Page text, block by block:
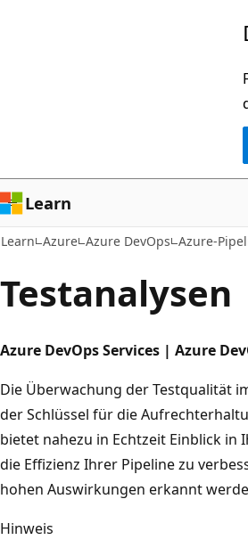
Learn
Learn Azure Azure DevOps Azure-
Testanalysen
Azure DevOps Services | Azure
Die Überwachung der Testqualität
der Schlüssel für die
bietet nahezu in Echtzeit Einblick in
die Effizienz Ihrer Pipeline zu
hohen Auswirkungen erkannt
Hinweis